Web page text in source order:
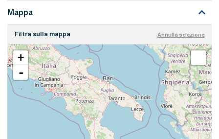
Mappa
Filtra sulla mappa Annulla selezione
+
-